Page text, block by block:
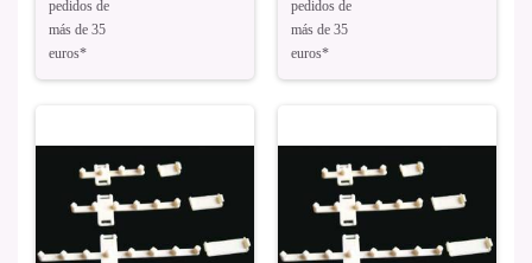
pedidos de
más de 35
euros*
pedidos de
más de 35
euros*